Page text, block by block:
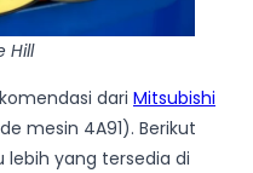
Hill
dari Mitsubishi
mesin 4A91). Berikut
lebih yang tersedia di